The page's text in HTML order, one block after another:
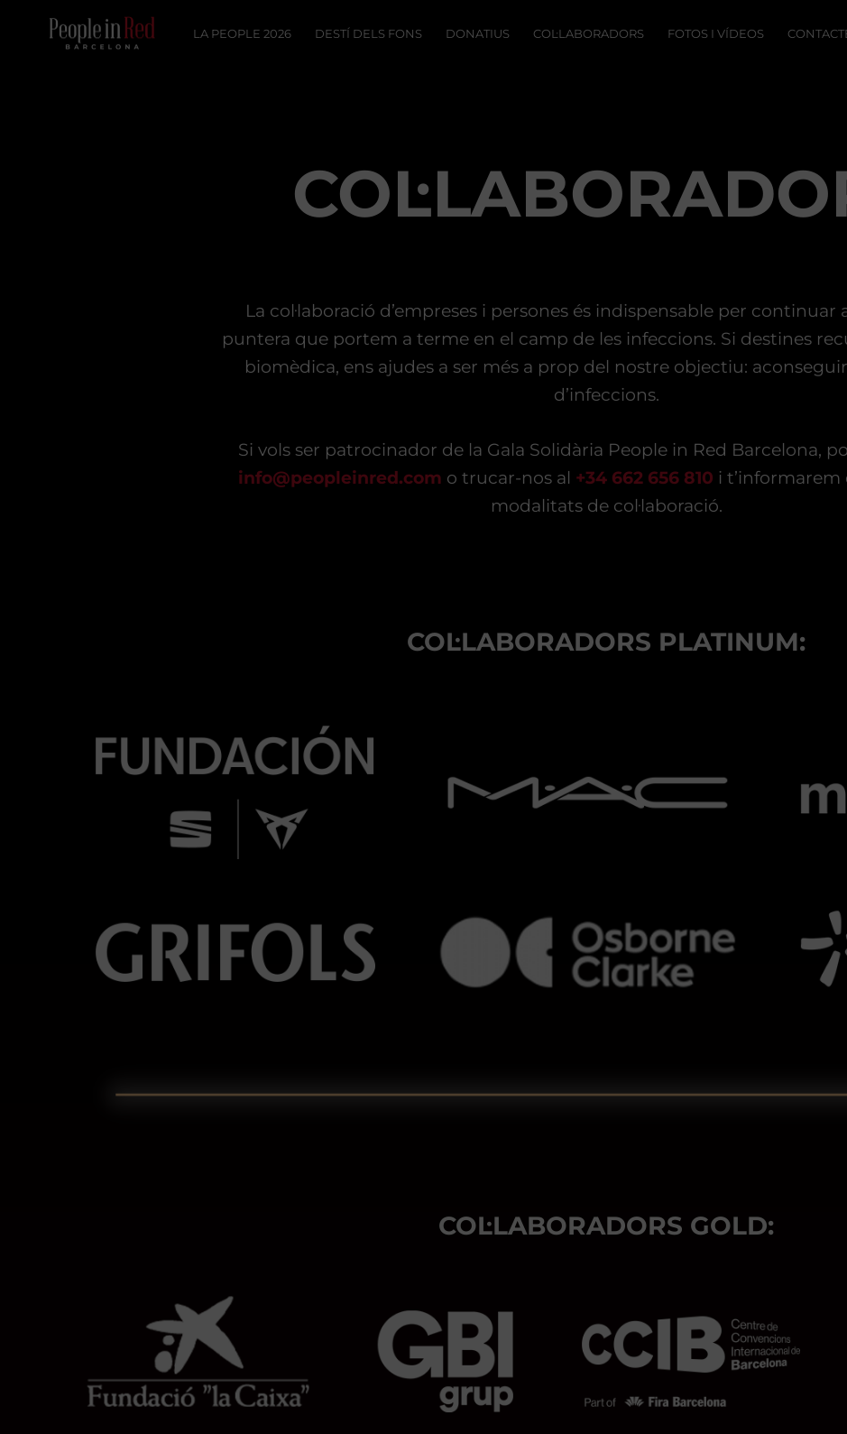
LA PEOPLE 2026 DESTÍ DELS FONS DONATIUS COL·LABORADORS FOTOS I VÍDEOS
La col·laboració d’empreses i persones és indispensable per continuar
puntera que portem a terme en el camp de les infeccions. Si destines
biomèdica, ens ajudes a ser més a prop del nostre objectiu:
d’infeccions.
Si vols ser patrocinador de la Gala Solidària People in Red Barcelona,
info@peopleinred.com o trucar-nos al +34 662 656 810 i t’informarem
modalitats de col·laboració.
COL·LABORADORS PLATINUM:
COL·LABORADORS GOLD: